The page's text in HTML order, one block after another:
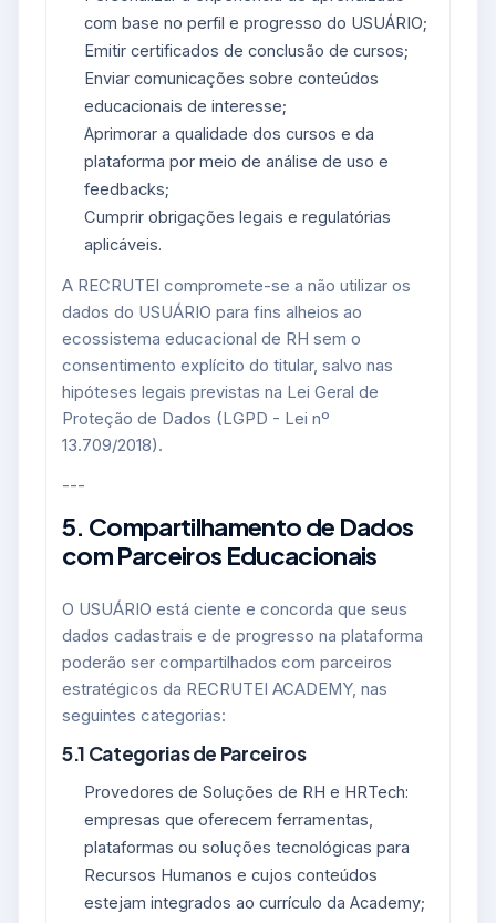
com base no perfil e progresso do USUÁRIO;
Emitir certificados de conclusão de cursos;
Enviar comunicações sobre conteúdos
educacionais de interesse;
Aprimorar a qualidade dos cursos e da
plataforma por meio de análise de uso e
feedbacks;
Cumprir obrigações legais e regulatórias
aplicáveis.
A RECRUTEI compromete-se a não utilizar os
dados do USUÁRIO para fins alheios ao
ecossistema educacional de RH sem o
consentimento explícito do titular, salvo nas
hipóteses legais previstas na Lei Geral de
Proteção de Dados (LGPD - Lei nº
13.709/2018).
---
5. Compartilhamento de Dados
com Parceiros Educacionais
O USUÁRIO está ciente e concorda que seus
dados cadastrais e de progresso na plataforma
poderão ser compartilhados com parceiros
estratégicos da RECRUTEI ACADEMY, nas
seguintes categorias:
5.1 Categorias de Parceiros
Provedores de Soluções de RH e HRTech:
empresas que oferecem ferramentas,
plataformas ou soluções tecnológicas para
Recursos Humanos e cujos conteúdos
estejam integrados ao currículo da Academy;